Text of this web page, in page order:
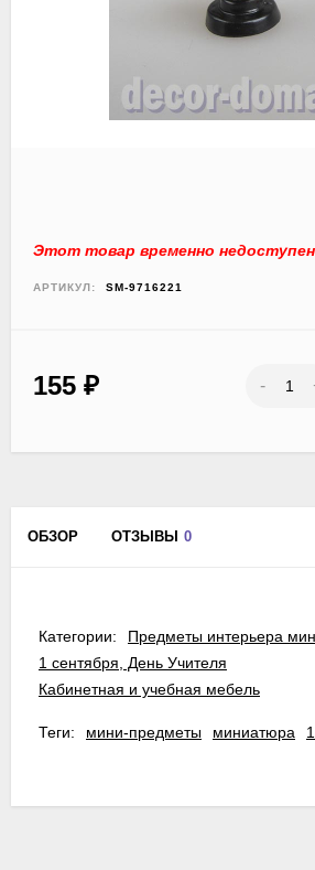
Этот товар временно недоступен
АРТИКУЛ: SM-9716221
155 ₽ -
ОБЗОР ОТЗЫВЫ 0
Категории:
Предметы интерьера
1 сентября, День Учителя
Кабинетная и учебная мебель
Теги: мини-предметы миниатюра